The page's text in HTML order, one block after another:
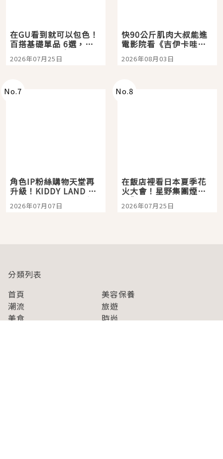
在GU看到就可以包色！
百搭基礎單品 6選，閉
眼全收也不心疼
2026年07月25日
快90公斤肌肉大叔能進
電影院看《吉伊卡哇》
嗎？日本重金屬樂團
「打首」會長與nagano
2026年08月03日
No.7
角色IP粉絲購物天堂再
升級！KIDDY LAND 原
宿店吉伊卡哇迎客，新
開幕 OMOKADO 店3分
2026年07月07日
No.8
在飯店裡看日本夏季花
火大會！星野集團煙火
景觀飯店6選，讓你不用
人擠人悠閒欣賞
2026年07月25日
分類列表
首頁
美容保養
潮流
旅遊
美食
時尚